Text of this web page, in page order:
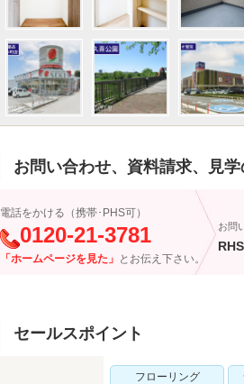
お問い合わせ、資料請求、見
電話をかける（携帯･PHS可）
0120-21-3781
「ホームページを見た」 とお伝え下さい。
お問
セールスポイント
フローリング